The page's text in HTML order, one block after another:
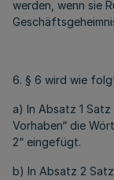
werden, wenn sie
6. § 6 wird wie
a) In Absatz 1
Vorhaben“ die
2“ eingefügt.
b) In Absatz 2